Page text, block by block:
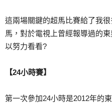
這兩場關鍵的超馬比賽給了我
馬，對於電視上曾經報導過的
以努力看看?
【24小時賽】
第一次參加24小時是2012年的